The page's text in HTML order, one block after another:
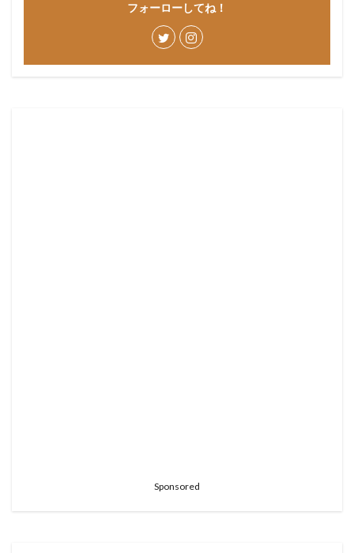
フォーローしてね！
Sponsored